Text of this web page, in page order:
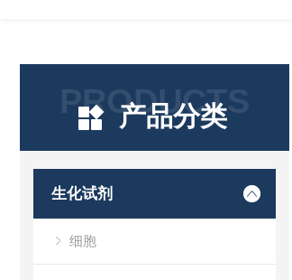
PRODUCTS
产品分类
生化试剂
细胞